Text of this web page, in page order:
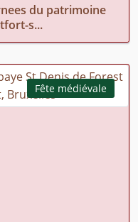
du patrimoine
s...
Fête médiévale